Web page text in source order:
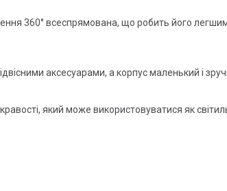
360° всеспрямована, що робить його
аксесуарами, а корпус маленький і
який може використовуватися як